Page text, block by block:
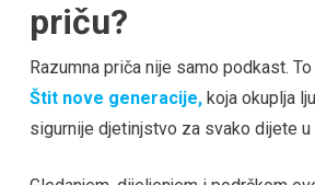
priču?
Razumna priča nije samo podkast.
Štit nove generacije,koja okuplja
sigurnije djetinjstvo za svako dijete u